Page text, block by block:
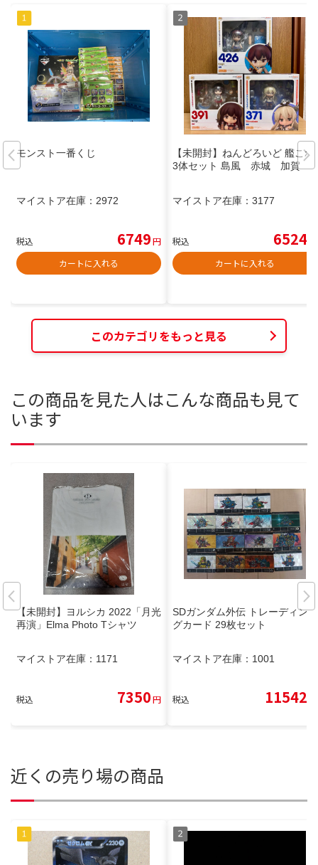
モンスト一番くじ
マイストア在庫： 2972
税込 6749円
カートに入れる
【未開封】ねんどろいど 艦これ
3体セット 島風 赤城 加賀
マイストア在庫： 3177
税込 6524
カートに入れる
このカテゴリをもっと見る
この商品を見た人はこんな商品も見て
います
【未開封】ヨルシカ 2022「月光
再演」Elma Photo Tシャツ
マイストア在庫： 1171
税込 7350円
SDガンダム外伝 トレーディン
グカード 29枚セット
マイストア在庫： 1001
税込 11542
近くの売り場の商品